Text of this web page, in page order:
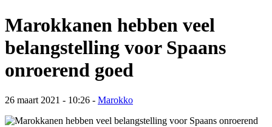
Marokkanen hebben veel
belangstelling voor Spaans
onroerend goed
26 maart 2021 - 10:26 - Marokko